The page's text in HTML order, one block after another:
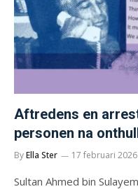
Aftredens en
personen na
ByElla Ster 17 februari 2026
Sultan Ahmed bin